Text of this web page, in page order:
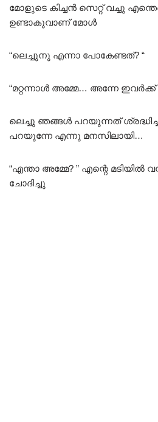
മോളുടെ കിച്ചൻ സെറ്റ് വച്ചു
ഉണ്ടാകുവാണ് മോൾ
“ലെച്ചുനു എന്നാ പോകേണ്ടത്? “
“മറ്റന്നാൾ അമ്മേ… അന്നേ
ലെച്ചു ഞങ്ങൾ പറയുന്നത്
പറയുന്നേ എന്നു മനസിലായി…
“എന്താ അമ്മേ? ” എന്റെ
ചോദിച്ചു